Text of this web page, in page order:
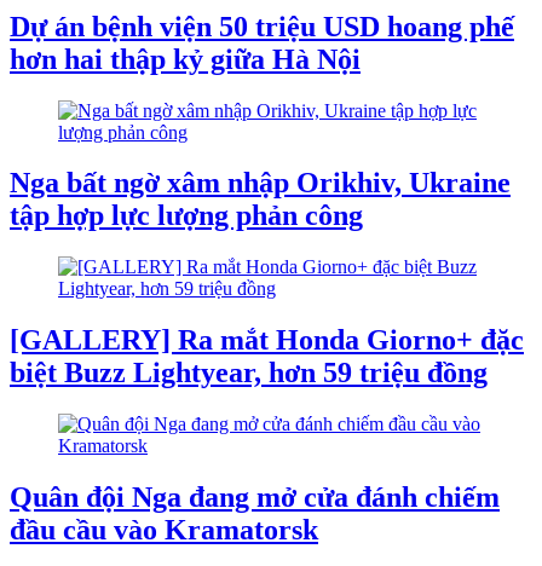
Dự án bệnh viện 50 triệu USD hoang phế
hơn hai thập kỷ giữa Hà Nội
Nga bất ngờ xâm nhập Orikhiv, Ukraine
tập hợp lực lượng phản công
[GALLERY] Ra mắt Honda Giorno+ đặc
biệt Buzz Lightyear, hơn 59 triệu đồng
Quân đội Nga đang mở cửa đánh chiếm
đầu cầu vào Kramatorsk